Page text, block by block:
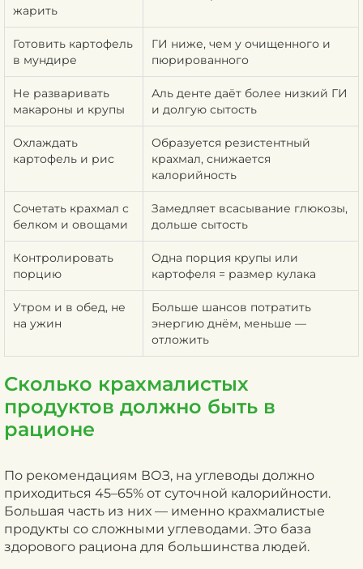
жарить
Готовить картофель
в мундире
ГИ ниже, чем у очищенного и
пюрированного
Не разваривать
макароны и крупы
Аль денте даёт более низкий ГИ
и долгую сытость
Охлаждать
картофель и рис
Образуется резистентный
крахмал, снижается
калорийность
Сочетать крахмал с
белком и овощами
Замедляет всасывание глюкозы,
дольше сытость
Контролировать
порцию
Одна порция крупы или
картофеля = размер кулака
Утром и в обед, не
на ужин
Больше шансов потратить
энергию днём, меньше —
отложить
Сколько крахмалистых
продуктов должно быть в
рационе
По рекомендациям ВОЗ, на углеводы должно
приходиться 45–65% от суточной калорийности.
Большая часть из них — именно крахмалистые
продукты со сложными углеводами. Это база
здорового рациона для большинства людей.